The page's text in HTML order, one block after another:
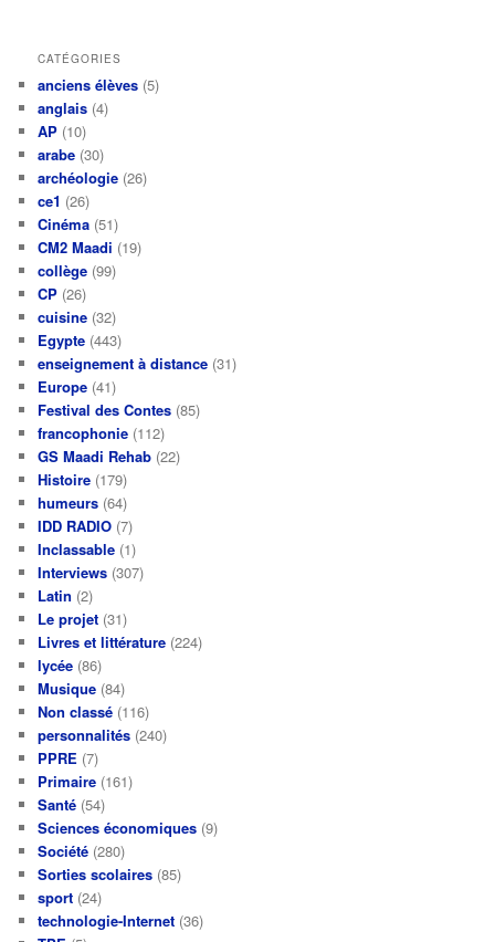
CATÉGORIES
anciens élèves (5)
anglais (4)
AP (10)
arabe (30)
archéologie (26)
ce1 (26)
Cinéma (51)
CM2 Maadi (19)
collège (99)
CP (26)
cuisine (32)
Egypte (443)
enseignement à distance (31)
Europe (41)
Festival des Contes (85)
francophonie (112)
GS Maadi Rehab (22)
Histoire (179)
humeurs (64)
IDD RADIO (7)
Inclassable (1)
Interviews (307)
Latin (2)
Le projet (31)
Livres et littérature (224)
lycée (86)
Musique (84)
Non classé (116)
personnalités (240)
PPRE (7)
Primaire (161)
Santé (54)
Sciences économiques (9)
Société (280)
Sorties scolaires (85)
sport (24)
technologie-Internet (36)